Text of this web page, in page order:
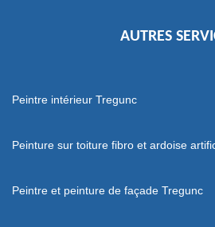
AUTRES
Peintre intérieur Tregunc
Peinture sur toiture fibro et ardoise
Peintre et peinture de façade Tregunc